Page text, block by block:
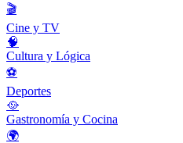
🎬
Cine y TV
🧠
Cultura y Lógica
⚽
Deportes
🥘
Gastronomía y Cocina
🌍